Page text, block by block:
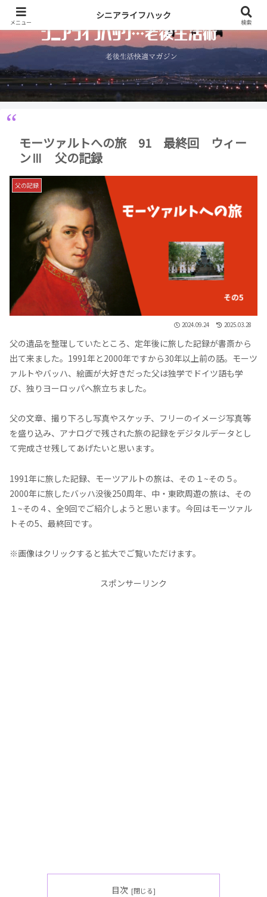
モーツァルトへの旅 91 最終回 ウィー
ンⅢ 父の記録
父の記録
2024.09.24 2025.03.28
父の遺品を整理していたところ、定年後に旅した記録が書斎から
出て来ました。1991年と2000年ですから30年以上前の話。モーツ
ァルトやバッハ、絵画が大好きだった父は独学でドイツ語も学
び、独りヨーロッパへ旅立ちました。
父の文章、撮り下ろし写真やスケッチ、フリーのイメージ写真等
を盛り込み、アナログで残された旅の記録をデジタルデータとし
て完成させ残してあげたいと思います。
1991年に旅した記録、モーツアルトの旅は、その１~その５。
2000年に旅したバッハ没後250周年、中・東欧周遊の旅は、その
１~その４、全9回でご紹介しようと思います。今回はモーツァル
トその5、最終回です。
※画像はクリックすると拡大でご覧いただけます。
スポンサーリンク
目次
メニュー
シニアライフハック
検索